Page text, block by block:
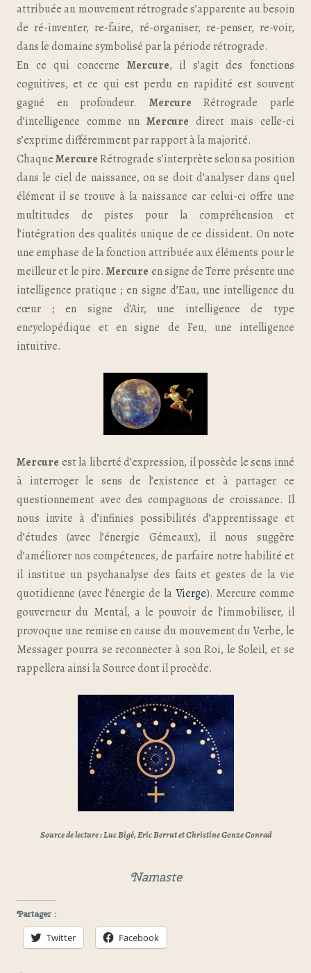
attribuée au mouvement rétrograde s’apparente au besoin
de ré-inventer, re-faire, ré-organiser, re-penser, re-voir,
dans le domaine symbolisé par la période rétrograde.
En ce qui concerne Mercure, il s’agit des fonctions
cognitives, et ce qui est perdu en rapidité est souvent
gagné en profondeur. Mercure Rétrograde parle
d’intelligence comme un Mercure direct mais celle-ci
s’exprime différemment par rapport à la majorité.
ChaqueMercureRétrograde s’interprète selon sa position
dans le ciel de naissance, on se doit d’analyser dans quel
élément il se trouve à la naissance car celui-ci offre une
multitudes de pistes pour la compréhension et
l’intégration des qualités unique de ce dissident. On note
une emphase de la fonction attribuée aux éléments pour le
meilleur et le pire.Mercure en signe de Terre présente une
intelligence pratique ; en signe d’Eau, une intelligence du
cœur ; en signe d’Air, une intelligence de type
encyclopédique et en signe de Feu, une intelligence
intuitive.
Mercure est la liberté d’expression, il possède le sens inné
à interroger le sens de l’existence et à partager ce
questionnement avec des compagnons de croissance. Il
nous invite à d’infinies possibilités d’apprentissage et
d’études (avec l’énergie Gémeaux), il nous suggère
d’améliorer nos compétences, de parfaire notre habilité et
il institue un psychanalyse des faits et gestes de la vie
quotidienne (avec l’énergie de la Vierge). Mercure comme
gouverneur du Mental, a le pouvoir de l’immobiliser, il
provoque une remise en cause du mouvement du Verbe, le
Messager pourra se reconnecter à son Roi, le Soleil, et se
rappellera ainsi la Source dont il procède.
Source de lecture : Luc Bigé, Eric Berrut et Christine Gonze Conrad
Namaste
Partager :
Twitter Facebook